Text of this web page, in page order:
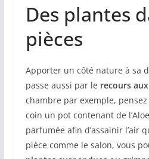
Des plantes
pièces
Apporter un côté nature à sa
passe aussi par le recours
chambre par exemple,
coin un pot contenant de
parfumée afin d’assainir l’air
pièce comme le salon, vous